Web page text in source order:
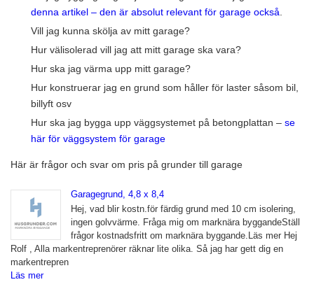
denna artikel – den är absolut relevant för garage också.
Vill jag kunna skölja av mitt garage?
Hur välisolerad vill jag att mitt garage ska vara?
Hur ska jag värma upp mitt garage?
Hur konstruerar jag en grund som håller för laster såsom bil,
billyft osv
Hur ska jag bygga upp väggsystemet på betongplattan – se
här för väggsystem för garage
Här är frågor och svar om pris på grunder till garage
Garagegrund, 4,8 x 8,4
Hej, vad blir kostn.för färdig grund med 10 cm isolering,
ingen golvvärme. Fråga mig om marknära byggandeStäll
frågor kostnadsfritt om marknära byggande.Läs mer Hej
Rolf , Alla markentreprenörer räknar lite olika. Så jag har gett dig en
markentrepren
Läs mer